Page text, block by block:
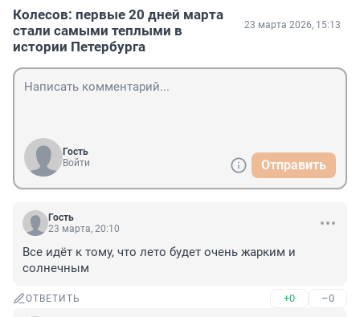
Колесов: первые 20 дней марта
стали самыми теплыми в
истории Петербурга
23 марта 2026, 15:13
Гость
Войти
Отправить
Гость
23 марта, 20:10
Все идёт к тому, что лето будет очень жарким и
солнечным
ОТВЕТИТЬ +0 –0